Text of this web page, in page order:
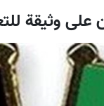
على وثيقة